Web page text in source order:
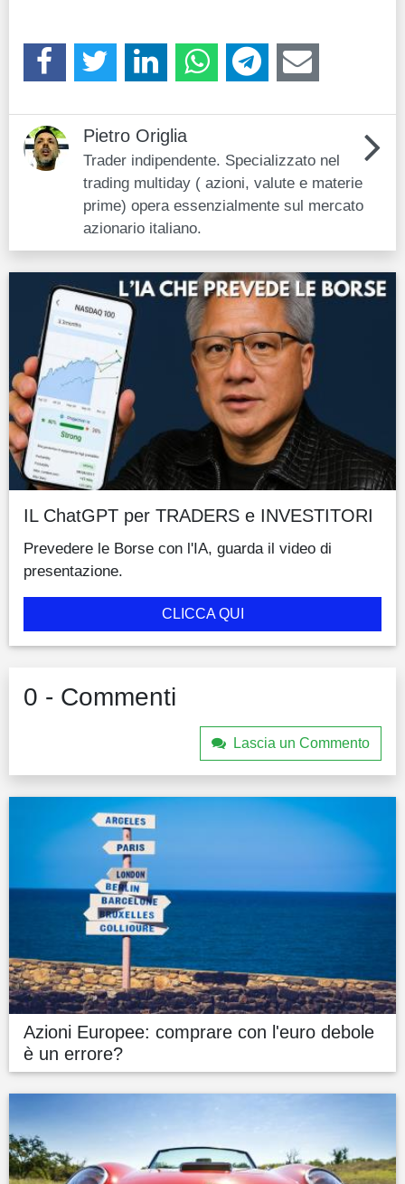
Pietro Origlia
Trader indipendente. Specializzato nel
trading multiday ( azioni, valute e materie
prime) opera essenzialmente sul mercato
azionario italiano.
IL ChatGPT per TRADERS e INVESTITORI
Prevedere le Borse con l'IA, guarda il video di
presentazione.
CLICCA QUI
0 - Commenti
Lascia un Commento
Azioni Europee: comprare con l'euro debole
è un errore?